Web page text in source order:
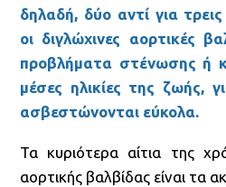
δηλαδή, δύο αντί για
οι διγλώχινες αορτικές
προβλήματα στένωσης ή
μέσες ηλικίες της ζωής,
ασβεστώνονται εύκολα.
Τα κυριότερα αίτια της
αορτικής βαλβίδας είναι τα